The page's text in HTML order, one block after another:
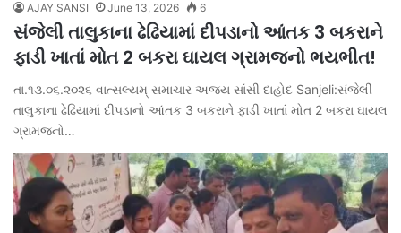
AJAY SANSI June 13, 2026 6
સંજેલી તાલુકાના ઢેઢિયામાં દીપડાનો આંતક 3 બકરાને
ફાડી ખાતાં મોત 2 બકરા ઘાયલ ગ્રામજનો ભયભીત!
તા.૧૩.૦૬.૨૦૨૬ વાત્સલ્યમ્ સમાચાર અજય સાંસી દાહોદ Sanjeli:સંજેલી
તાલુકાના ઢેઢિયામાં દીપડાનો આંતક 3 બકરાને ફાડી ખાતાં મોત 2 બકરા ઘાયલ
ગ્રામજનો…